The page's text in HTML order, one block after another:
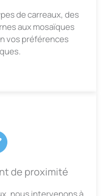
de carreaux, des
aux mosaïques
vos préférences
de proximité